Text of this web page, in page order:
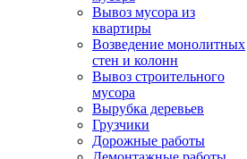
Вывоз мусора из
квартиры
Возведение монолитных
стен и колонн
Вывоз строительного
мусора
Вырубка деревьев
Грузчики
Дорожные работы